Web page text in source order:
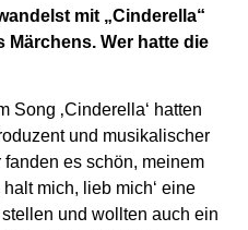
mit „Cinderella“
Märchens. Wer hatte die
Song ‚Cinderella‘ hatten
und musikalischer
es schön, meinem
mich, lieb mich‘ eine
und wollten auch ein